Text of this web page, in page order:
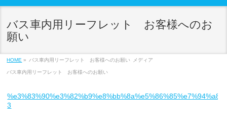
バス車内用リーフレット お客様へのお
願い
HOME » バス車内用リーフレット お客様へのお願い メディア
バス車内用リーフレット お客様へのお願い
3